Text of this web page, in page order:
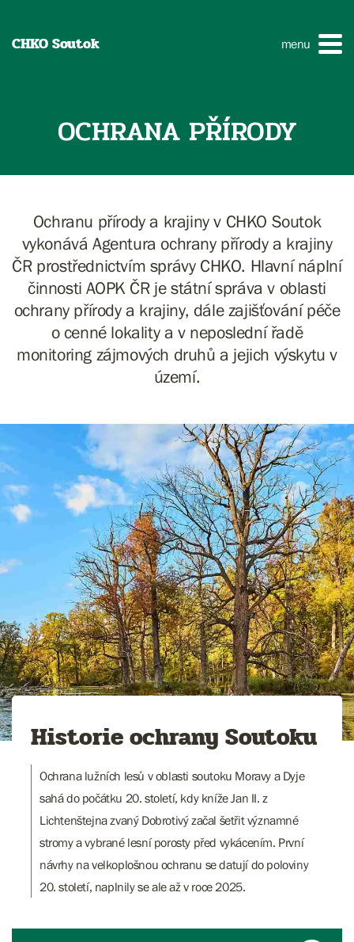
CHKO Soutok menu
OCHRANA PŘÍRODY
Ochranu přírody a krajiny v CHKO Soutok
vykonává Agentura ochrany přírody a krajiny
ČR prostřednictvím správy CHKO. Hlavní náplní
činnosti AOPK ČR je státní správa v oblasti
ochrany přírody a krajiny, dále zajišťování péče
o cenné lokality a v neposlední řadě
monitoring zájmových druhů a jejich výskytu v
území.
Historie ochrany Soutoku
Ochrana lužních lesů v oblasti soutoku Moravy a Dyje
sahá do počátku 20. století, kdy kníže Jan II. z
Lichtenštejna zvaný Dobrotivý začal šetřit významné
stromy a vybrané lesní porosty před vykácením. První
návrhy na velkoplošnou ochranu se datují do poloviny
20. století, naplnily se ale až v roce 2025.